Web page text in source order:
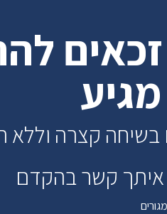
זכאים
קצרה וללא
איתך קשר בהקדם